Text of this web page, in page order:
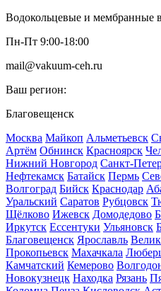
Водокольцевые и мембранные
Пн-Пт 9:00-18:00
mail@vakuum-ceh.ru
Ваш регион:
Благовещенск
Москва Майкоп Альметьевск
Артём Обнинск Красноярск
Нижний Новгород Санкт-
Нефтекамск Батайск Пермь
Волгоград Бийск Краснодар
Уральский Саратов Рубцовск
Щёлково Ижевск Домодедово
Иркутск Ессентуки Ульяновск
Благовещенск Ярославль
Прокопьевск Махачкала
Камчатский Кемерово
Новокузнецк Находка Рязань